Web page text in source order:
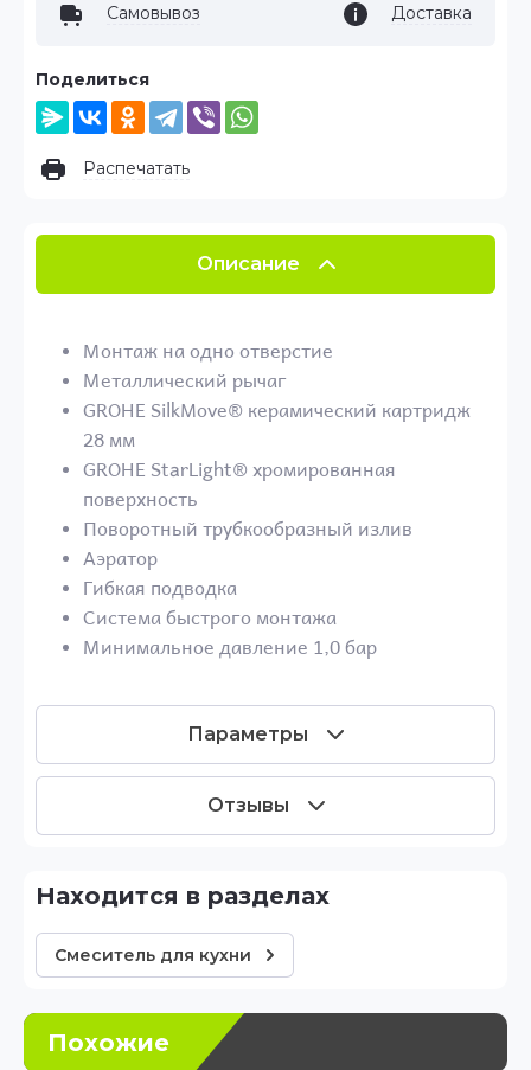
Самовывоз Доставка
Поделиться
Распечатать
Описание
Монтаж на одно отверстие
Металлический рычаг
GROHE SilkMove® керамический картридж
28 мм
GROHE StarLight® хромированная
поверхность
Поворотный трубкообразный излив
Аэратор
Гибкая подводка
Система быстрого монтажа
Минимальное давление 1,0 бар
Параметры
Отзывы
Находится в разделах
Смеситель для кухни
Похожие